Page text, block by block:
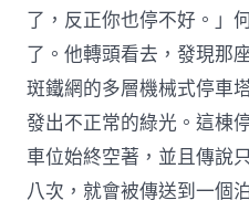
了，反正你也停不好。」
了。他轉頭看去，發現那
斑鐵網的多層機械式停車
發出不正常的綠光。這棟
車位始終空著，並且傳說
八次，就會被傳送到一個